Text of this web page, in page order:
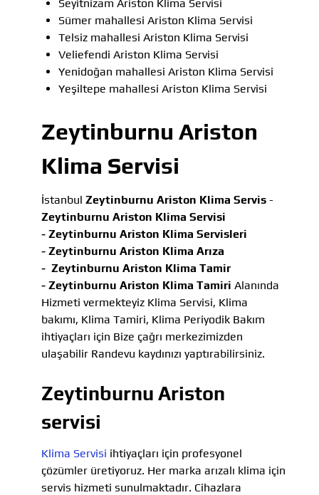
Seyitnizam Ariston Klima Servisi
Sümer mahallesi Ariston Klima Servisi
Telsiz mahallesi Ariston Klima Servisi
Veliefendi Ariston Klima Servisi
Yenidoğan mahallesi Ariston Klima Servisi
Yeşiltepe mahallesi Ariston Klima Servisi
Zeytinburnu Ariston
Klima Servisi
İstanbul Zeytinburnu Ariston Klima Servis -
Zeytinburnu Ariston Klima Servisi
- Zeytinburnu Ariston Klima Servisleri
- Zeytinburnu Ariston Klima Arıza
- Zeytinburnu Ariston Klima Tamir
- Zeytinburnu Ariston Klima Tamiri Alanında
Hizmeti vermekteyiz Klima Servisi, Klima
bakımı, Klima Tamiri, Klima Periyodik Bakım
ihtiyaçları için Bize çağrı merkezimizden
ulaşabilir Randevu kaydınızı yaptırabilirsiniz.
Zeytinburnu Ariston
servisi
Klima Servisi ihtiyaçları için profesyonel
çözümler üretiyoruz. Her marka arızalı klima için
servis hizmeti sunulmaktadır. Cihazlara